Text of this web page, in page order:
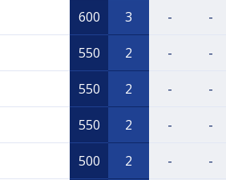
600 3 - -
550 2 - -
550 2 - -
550 2 - -
500 2 - -